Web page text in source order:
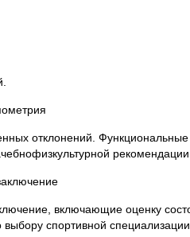
отклонений.
рекомендации.
включающие оценку
спортивной специализации